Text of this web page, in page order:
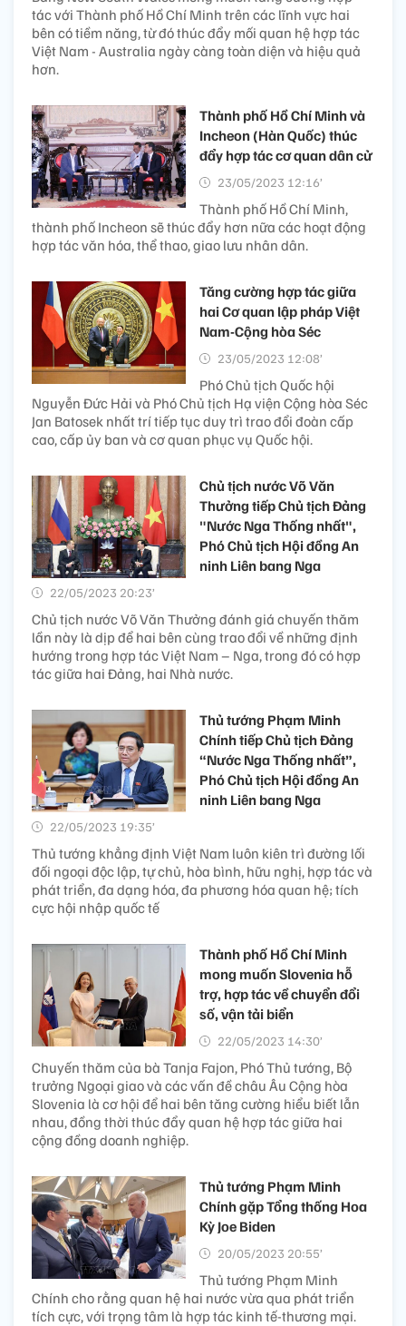
tác với Thành phố Hồ Chí Minh trên các lĩnh vực hai
bên có tiềm năng, từ đó thúc đẩy mối quan hệ hợp tác
Việt Nam - Australia ngày càng toàn diện và hiệu quả
hơn.
Thành phố Hồ Chí Minh và
Incheon (Hàn Quốc) thúc
đẩy hợp tác cơ quan dân cử
23/05/2023 12:16’
Thành phố Hồ Chí Minh,
thành phố Incheon sẽ thúc đẩy hơn nữa các hoạt động
hợp tác văn hóa, thể thao, giao lưu nhân dân.
Tăng cường hợp tác giữa
hai Cơ quan lập pháp Việt
Nam-Cộng hòa Séc
23/05/2023 12:08’
Phó Chủ tịch Quốc hội
Nguyễn Đức Hải và Phó Chủ tịch Hạ viện Cộng hòa Séc
Jan Batosek nhất trí tiếp tục duy trì trao đổi đoàn cấp
cao, cấp ủy ban và cơ quan phục vụ Quốc hội.
Chủ tịch nước Võ Văn
Thưởng tiếp Chủ tịch Đảng
"Nước Nga Thống nhất",
Phó Chủ tịch Hội đồng An
ninh Liên bang Nga
22/05/2023 20:23’
Chủ tịch nước Võ Văn Thưởng đánh giá chuyến thăm
lần này là dịp để hai bên cùng trao đổi về những định
hướng trong hợp tác Việt Nam – Nga, trong đó có hợp
tác giữa hai Đảng, hai Nhà nước.
Thủ tướng Phạm Minh
Chính tiếp Chủ tịch Đảng
“Nước Nga Thống nhất”,
Phó Chủ tịch Hội đồng An
ninh Liên bang Nga
22/05/2023 19:35’
Thủ tướng khẳng định Việt Nam luôn kiên trì đường lối
đối ngoại độc lập, tự chủ, hòa bình, hữu nghị, hợp tác và
phát triển, đa dạng hóa, đa phương hóa quan hệ; tích
cực hội nhập quốc tế
Thành phố Hồ Chí Minh
mong muốn Slovenia hỗ
trợ, hợp tác về chuyển đổi
số, vận tải biển
22/05/2023 14:30’
Chuyến thăm của bà Tanja Fajon, Phó Thủ tướng, Bộ
trưởng Ngoại giao và các vấn đề châu Âu Cộng hòa
Slovenia là cơ hội để hai bên tăng cường hiểu biết lẫn
nhau, đồng thời thúc đẩy quan hệ hợp tác giữa hai
cộng đồng doanh nghiệp.
Thủ tướng Phạm Minh
Chính gặp Tổng thống Hoa
Kỳ Joe Biden
20/05/2023 20:55’
Thủ tướng Phạm Minh
Chính cho rằng quan hệ hai nước vừa qua phát triển
tích cực, với trọng tâm là hợp tác kinh tế-thương mại.